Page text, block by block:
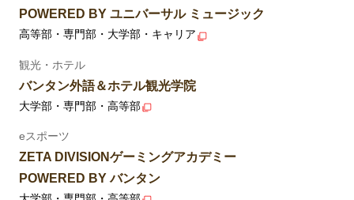
POWERED BY ユニバーサル ミュージック
高等部・専門部・大学部・キャリア
観光・ホテル
バンタン外語＆ホテル観光学院
大学部・専門部・高等部
eスポーツ
ZETA DIVISIONゲーミングアカデミー
POWERED BY バンタン